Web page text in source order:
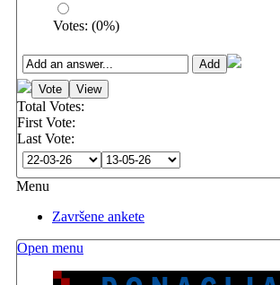
Votes: (0%)
Total Votes:
First Vote:
Last Vote:
Menu
Završene ankete
Open menu